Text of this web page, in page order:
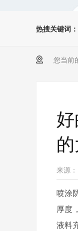
热搜关键词：
您当前
来源：
喷涂
厚度
液料